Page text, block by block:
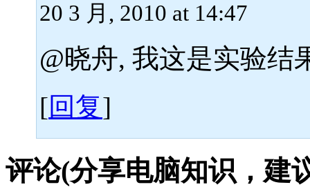
20 3 月, 2010 at 14:47
@晓舟, 我这是实验
[回复]
评论(分享电脑知识，建